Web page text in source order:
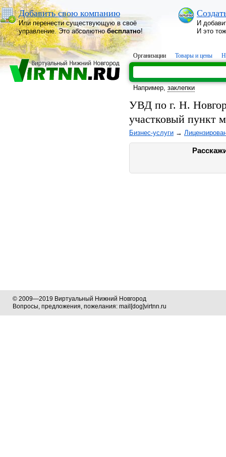
Добавить свою компанию
Или перенести существующую в своё
управление. Это абсолютнобесплатно!
И
И это
Организации Товары и цены
Например, заклепки
УВД по г. Н.
участковый пункт
Бизнес-услуги →
© 2009—2019 Виртуальный Нижний Новгород
Вопросы, предложения, пожелания: mail[dog]virtnn.ru